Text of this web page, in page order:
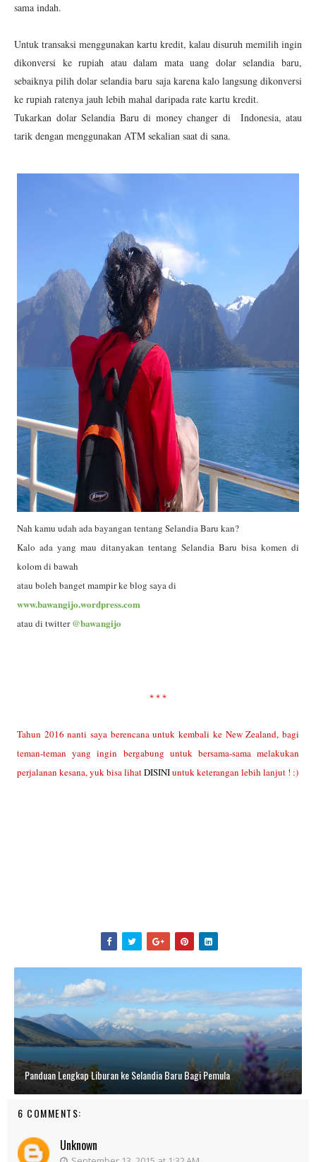
sama indah.
Untuk transaksi menggunakan kartu kredit, kalau disuruh memilih ingin
dikonversi ke rupiah atau dalam mata uang dolar selandia baru,
sebaiknya pilih dolar selandia baru saja karena kalo langsung dikonversi
ke rupiah ratenya jauh lebih mahal daripada rate kartu kredit.
Tukarkan dolar Selandia Baru di money changer di Indonesia, atau
tarik dengan menggunakan ATM sekalian saat di sana.
Nah kamu udah ada bayangan tentang Selandia Baru kan?
Kalo ada yang mau ditanyakan tentang Selandia Baru bisa komen di
kolom di bawah
atau boleh banget mampir ke blog saya di
www.bawangijo.wordpress.com
atau di twitter@bawangijo
* * *
Tahun 2016 nanti saya berencana untuk kembali ke New Zealand, bagi
teman-teman yang ingin bergabung untuk bersama-sama melakukan
perjalanan kesana, yuk bisa lihatDISINIuntuk keterangan lebih lanjut ! :)
Panduan Lengkap Liburan ke Selandia Baru Bagi Pemula
6 COMMENTS:
Unknown